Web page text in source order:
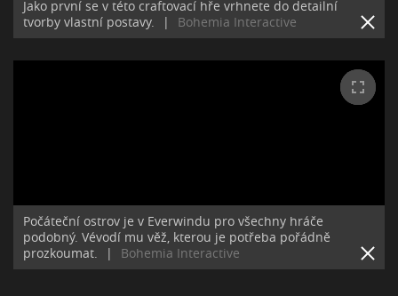
Jako první se v této craftovací hře vrhnete do detailní
tvorby vlastní postavy.
| Bohemia Interactive
Počáteční ostrov je v Everwindu pro všechny hráče
podobný. Vévodí mu věž, kterou je potřeba pořádně
prozkoumat.
| Bohemia Interactive